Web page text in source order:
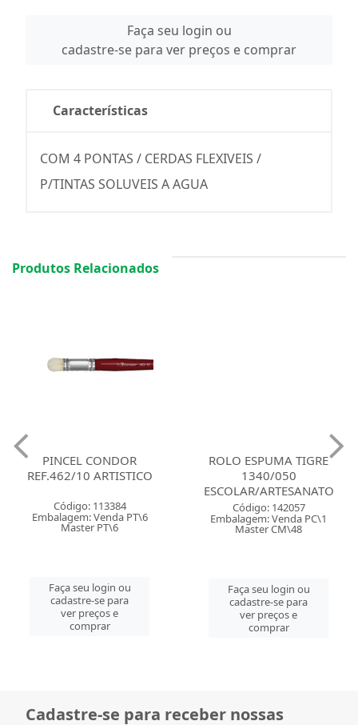
Faça seu login ou
cadastre-se para ver preços e comprar
Características
COM 4 PONTAS / CERDAS FLEXIVEIS /
P/TINTAS SOLUVEIS A AGUA
Produtos Relacionados
PINCEL CONDOR
REF.462/10 ARTISTICO
Código: 113384
Embalagem: Venda PT\6
Master PT\6
Faça seu login ou
cadastre-se para
ver preços e
comprar
ROLO ESPUMA TIGRE
1340/050
ESCOLAR/ARTESANATO
Código: 142057
Embalagem: Venda PC\1
Master CM\48
Faça seu login ou
cadastre-se para
ver preços e
comprar
Cadastre-se para receber nossas